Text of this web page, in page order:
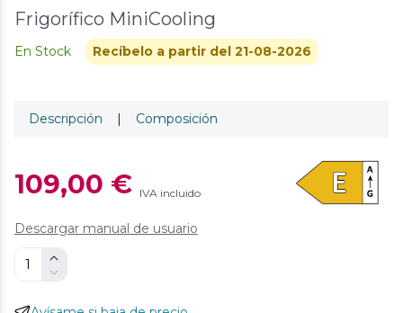
Frigorífico MiniCooling
En Stock Recíbelo a partir del 21-08-2026
Descripción | Composición
109,00 € IVA incluido
Descargar manual de usuario